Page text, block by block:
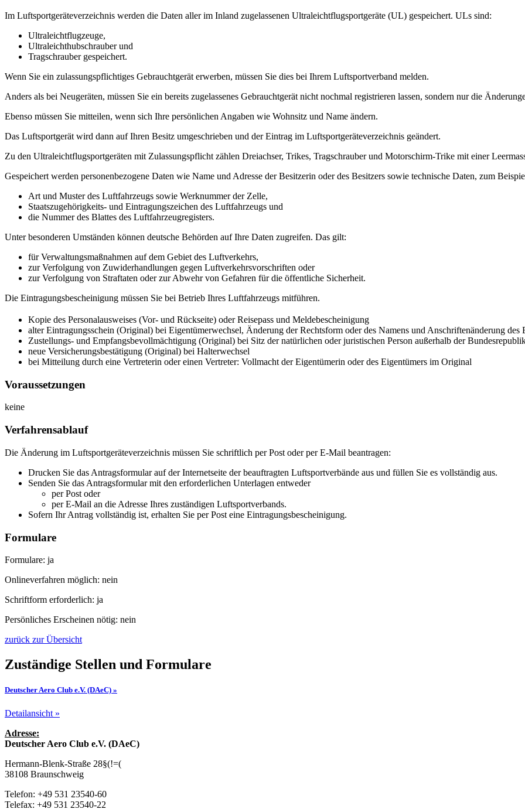
Im Luftsportgeräteverzeichnis werden die Daten aller im Inland zugelassenen Ultraleichtflugsportgeräte (UL) gespeichert. ULs sind:
Ultraleichtflugzeuge,
Ultraleichthubschrauber und
Tragschrauber gespeichert.
Wenn Sie ein zulassungspflichtiges Gebrauchtgerät erwerben, müssen Sie dies bei Ihrem Luftsportverband melden.
Anders als bei Neugeräten, müssen Sie ein bereits zugelassenes Gebrauchtgerät nicht nochmal registrieren lassen, sondern nur die
Ebenso müssen Sie mitteilen, wenn sich Ihre persönlichen Angaben wie Wohnsitz und Name ändern.
Das Luftsportgerät wird dann auf Ihren Besitz umgeschrieben und der Eintrag im Luftsportgeräteverzeichnis geändert.
Zu den Ultraleichtflugsportgeräten mit Zulassungspflicht zählen Dreiachser, Trikes, Tragschrauber und Motorschirm-Trike mit einer
Gespeichert werden personenbezogene Daten wie Name und Adresse der Besitzerin oder des Besitzers sowie technische Daten, zum
Art und Muster des Luftfahrzeugs sowie Werknummer der Zelle,
Staatszugehörigkeits- und Eintragungszeichen des Luftfahrzeugs und
die Nummer des Blattes des Luftfahrzeugregisters.
Unter besonderen Umständen können deutsche Behörden auf Ihre Daten zugreifen. Das gilt:
für Verwaltungsmaßnahmen auf dem Gebiet des Luftverkehrs,
zur Verfolgung von Zuwiderhandlungen gegen Luftverkehrsvorschriften oder
zur Verfolgung von Straftaten oder zur Abwehr von Gefahren für die öffentliche Sicherheit.
Die Eintragungsbescheinigung müssen Sie bei Betrieb Ihres Luftfahrzeugs mitführen.
Kopie des Personalausweises (Vor- und Rückseite) oder Reisepass und Meldebescheinigung
alter Eintragungsschein (Original) bei Eigentümerwechsel, Änderung der Rechtsform oder des Namens und Anschriftenänderung des
Zustellungs- und Empfangsbevollmächtigung (Original) bei Sitz der natürlichen oder juristischen Person außerhalb der
neue Versicherungsbestätigung (Original) bei Halterwechsel
bei Mitteilung durch eine Vertreterin oder einen Vertreter: Vollmacht der Eigentümerin oder des Eigentümers im Original
Voraussetzungen
keine
Verfahrensablauf
Die Änderung im Luftsportgeräteverzeichnis müssen Sie schriftlich per Post oder per E-Mail beantragen:
Drucken Sie das Antragsformular auf der Internetseite der beauftragten Luftsportverbände aus und füllen Sie es vollständig aus.
Senden Sie das Antragsformular mit den erforderlichen Unterlagen entweder
per Post oder
per E-Mail an die Adresse Ihres zuständigen Luftsportverbands.
Sofern Ihr Antrag vollständig ist, erhalten Sie per Post eine Eintragungsbescheinigung.
Formulare
Formulare: ja
Onlineverfahren möglich: nein
Schriftform erforderlich: ja
Persönliches Erscheinen nötig: nein
zurück zur Übersicht
Zuständige Stellen und Formulare
Deutscher Aero Club e.V. (DAeC) »
Detailansicht »
Adresse:
Deutscher Aero Club e.V. (DAeC)
Hermann-Blenk-Straße 28§(!=(
38108 Braunschweig
Telefon: +49 531 23540-60
Telefax: +49 531 23540-22